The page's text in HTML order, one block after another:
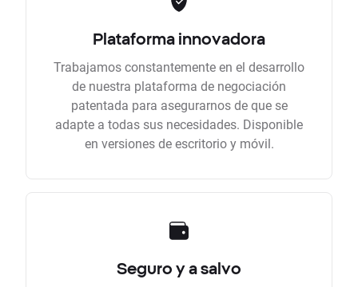
Plataforma innovadora
Trabajamos constantemente en el desarrollo
de nuestra plataforma de negociación
patentada para asegurarnos de que se
adapte a todas sus necesidades. Disponible
en versiones de escritorio y móvil.
Seguro y a salvo